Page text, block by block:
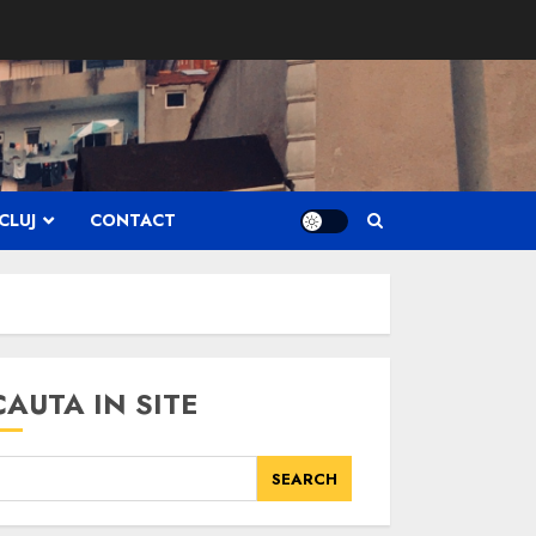
CONTACT
IN SITE
SEARCH